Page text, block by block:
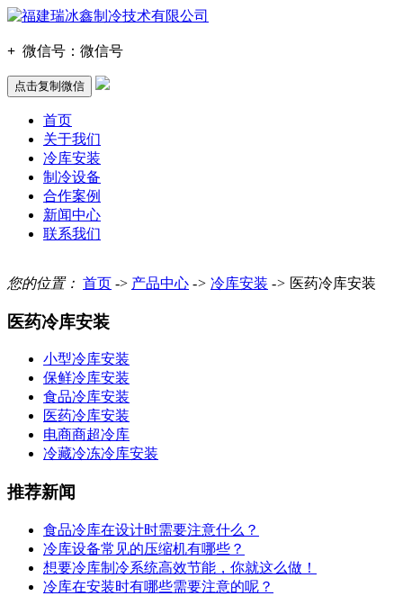
+ 微信号： 微信号
点击复制微信
首页
关于我们
冷库安装
制冷设备
合作案例
新闻中心
联系我们
您的位置： 首页 -> 产品中心 -> 冷库安装 -> 医药冷库安装
医药冷库安装
小型冷库安装
保鲜冷库安装
食品冷库安装
医药冷库安装
电商商超冷库
冷藏冷冻冷库安装
推荐新闻
食品冷库在设计时需要注意什么？
冷库设备常见的压缩机有哪些？
想要冷库制冷系统高效节能，你就这么做！
冷库在安装时有哪些需要注意的呢？